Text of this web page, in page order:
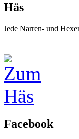
Häs
Jede Narren- und
Facebook